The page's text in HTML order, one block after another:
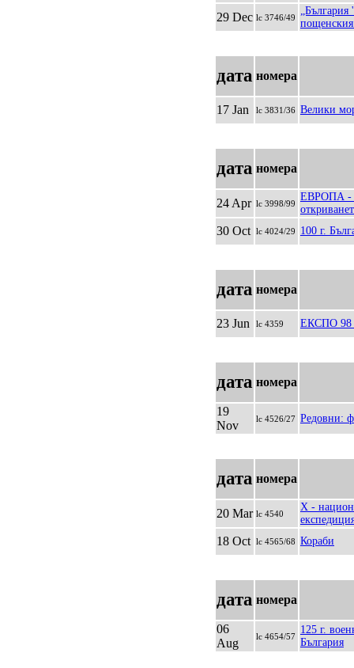
29 Dec lc 3746/49 пощенския
дата номера
17 Jan lc 3831/36 Велики
дата номера
24 Apr lc 3998/99
ЕВРОПА -
30 Oct lc 4024/29 100 г.
дата номера
23 Jun lc 4359 ЕКСПО 98
дата номера
19
Nov
lc 4526/27 Редовни:
дата номера
20 Mar lc 4540
Х -
18 Oct lc 4565/68 Кораби
дата номера
06
Aug
lc 4654/57
125 г.
България